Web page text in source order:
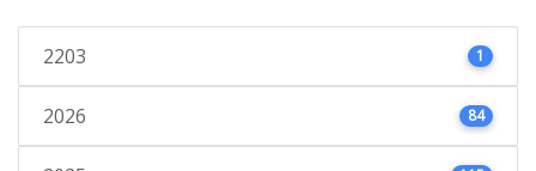
2203 1
2026 84